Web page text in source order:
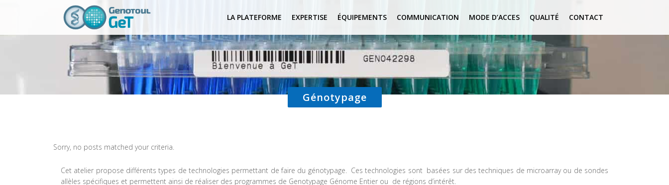
LA PLATEFORME EXPERTISE ÉQUIPEMENTS COMMUNICATION MODE D’ACCES QUALITÉ CONTACT
Génotypage
Sorry, no posts matched your criteria.
Cet atelier propose différents types de technologies permettant de faire du génotypage. Ces technologies sont basées sur des techniques de microarray ou de sondes
allèles spécifiques et permettent ainsi de réaliser des programmes de Genotypage Génome Entier ou de régions d’intérêt.